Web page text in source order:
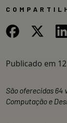
Publicado em
São oferecidas 64
Computação e